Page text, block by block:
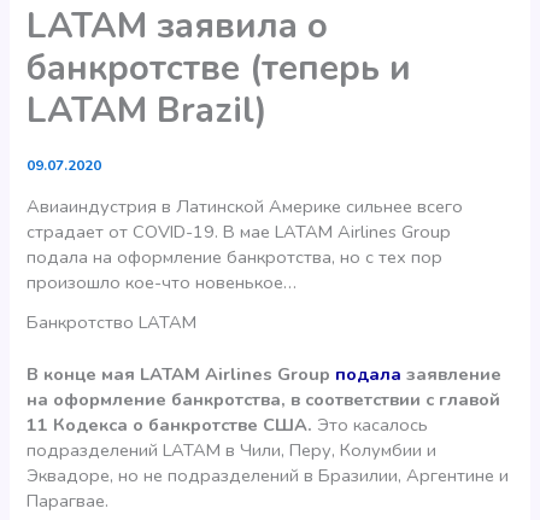
LATAM заявила о
банкротстве (теперь и
LATAM Brazil)
09.07.2020
Авиаиндустрия в Латинской Америке сильнее всего
страдает от COVID-19. В мае LATAM Airlines Group
подала на оформление банкротства, но с тех пор
произошло кое-что новенькое…
Банкротство LATAM
В конце мая LATAM Airlines Group подала заявление
на оформление банкротства, в соответствии с главой
11 Кодекса о банкротстве США. Это касалось
подразделений LATAM в Чили, Перу, Колумбии и
Эквадоре, но не подразделений в Бразилии, Аргентине и
Парагвае.